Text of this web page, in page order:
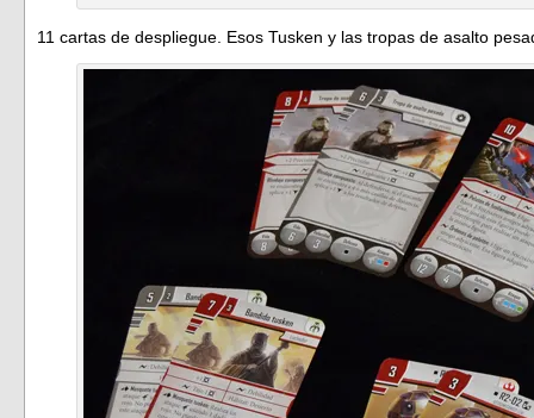
11 cartas de despliegue. Esos Tusken y las tropas de asalto